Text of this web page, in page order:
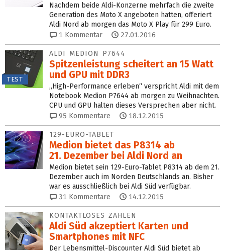
Nachdem beide Aldi-Konzerne mehrfach die zweite
Generation des Moto X angeboten hatten, offeriert
Aldi Nord ab morgen das Moto X Play für 299 Euro.
1 Kommentar 27.01.2016
TEST
ALDI MEDION P7644
Spitzenleistung scheitert an 15 Watt
und GPU mit DDR3
„High-Performance erleben“ verspricht Aldi mit dem
Notebook Medion P7644 ab morgen zu Weihnachten.
CPU und GPU halten dieses Versprechen aber nicht.
95 Kommentare 18.12.2015
129-EURO-TABLET
Medion bietet das P8314 ab
21. Dezember bei Aldi Nord an
Medion bietet sein 129-Euro-Tablet P8314 ab dem 21.
Dezember auch im Norden Deutschlands an. Bisher
war es ausschließlich bei Aldi Süd verfügbar.
31 Kommentare 14.12.2015
KONTAKTLOSES ZAHLEN
Aldi Süd akzeptiert Karten und
Smartphones mit NFC
Der Lebensmittel-Discounter Aldi Süd bietet ab